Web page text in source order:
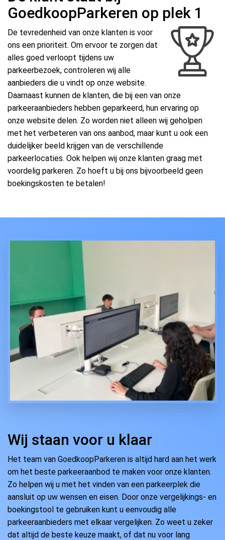
GoedkoopParkeren op plek 1
De tevredenheid van onze klanten is voor
ons een prioriteit. Om ervoor te zorgen dat
alles goed verloopt tijdens uw
parkeerbezoek, controleren wij alle
aanbieders die u vindt op onze website.
Daarnaast kunnen de klanten, die bij een van onze
parkeeraanbieders hebben geparkeerd, hun ervaring op
onze website delen. Zo worden niet alleen wij geholpen
met het verbeteren van ons aanbod, maar kunt u ook een
duidelijker beeld krijgen van de verschillende
parkeerlocaties. Ook helpen wij onze klanten graag met
voordelig parkeren. Zo hoeft u bij ons bijvoorbeeld geen
boekingskosten te betalen!
Wij staan voor u klaar
Het team van GoedkoopParkeren is altijd hard aan het werk
om het beste parkeeraanbod te maken voor onze klanten.
Zo helpen wij u met het vinden van een parkeerplek die
aansluit op uw wensen en eisen. Door onze vergelijkings- en
boekingstool te gebruiken kunt u eenvoudig alle
parkeeraanbieders met elkaar vergelijken. Zo weet u zeker
dat altijd de beste keuze maakt, of dat nu voor lang